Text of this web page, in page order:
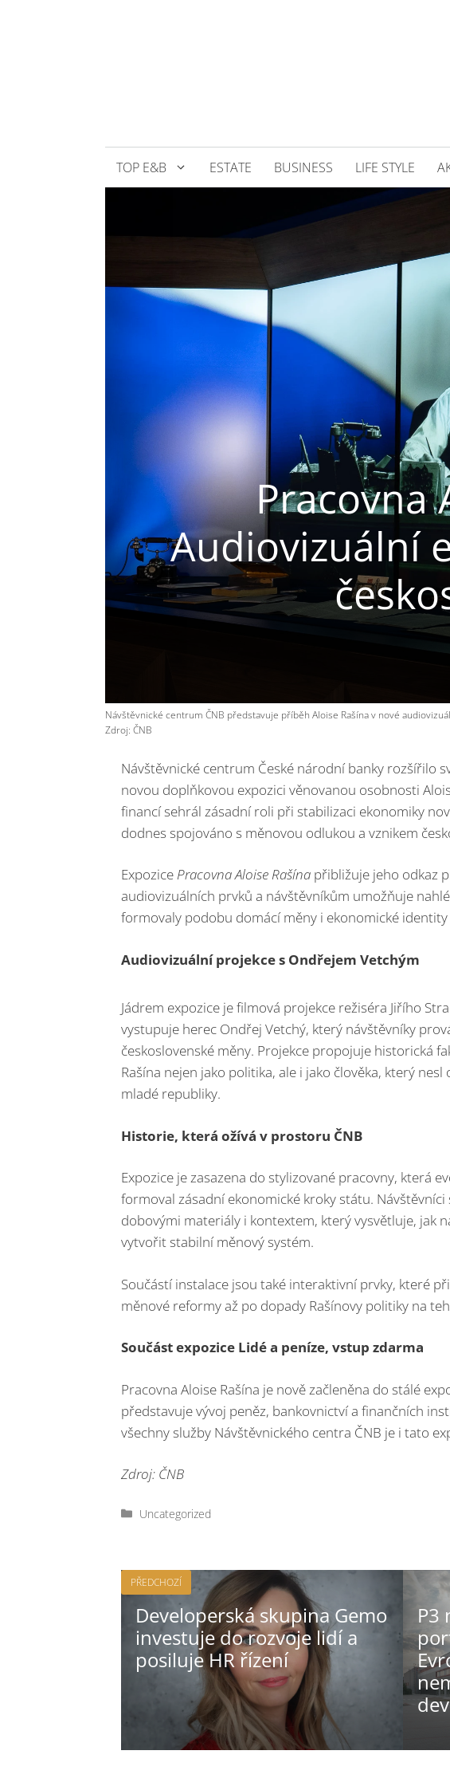
TOP E&B ESTATE BUSINESS LIFE STYLE
Pracovna
Audiovizuální
Návštěvnické centrum ČNB představuje příběh Aloise Rašína v nové
Zdroj: ČNB
Návštěvnické centrum České národní banky rozšířilo
novou doplňkovou expozici věnovanou osobnosti
financí sehrál zásadní roli při stabilizaci ekonomiky
dodnes spojováno s měnovou odlukou a vznikem
Expozice Pracovna Aloise Rašína přibližuje jeho odkaz
audiovizuálních prvků a návštěvníkům umožňuje
formovaly podobu domácí měny i ekonomické
Audiovizuální projekce s Ondřejem Vetchým
Jádrem expozice je filmová projekce režiséra Jiřího
vystupuje herec Ondřej Vetchý, který návštěvníky
československé měny. Projekce propojuje historická
Rašína nejen jako politika, ale i jako člověka, který
mladé republiky.
Historie, která ožívá v prostoru ČNB
Expozice je zasazena do stylizované pracovny, která
formoval zásadní ekonomické kroky státu.
dobovými materiály i kontextem, který vysvětluje, jak
vytvořit stabilní měnový systém.
Součástí instalace jsou také interaktivní prvky, které
měnové reformy až po dopady Rašínovy politiky na
Součást expozice Lidé a peníze, vstup zdarma
Pracovna Aloise Rašína je nově začleněna do stálé
představuje vývoj peněz, bankovnictví a finančních
všechny služby Návštěvnického centra ČNB je i tato
Zdroj: ČNB
Rubriky
Uncategorized
PŘEDCHOZÍ
Developerská skupina Gemo
investuje do rozvoje lidí a
posiluje HR řízení
P3